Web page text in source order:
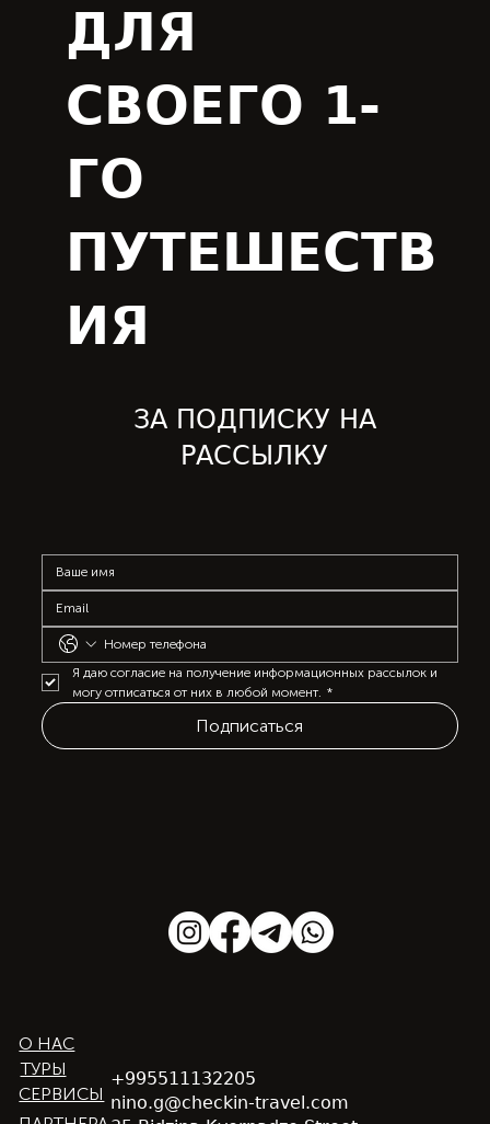
ДЛЯ
СВОЕГО 1-
ГО
ПУТЕШЕСТВ
ИЯ
ЗА ПОДПИСКУ НА
РАССЫЛКУ
Я даю согласие на получение информационных рассылок и
могу отписаться от них в любой момент. *
Подписаться
О НАС
ТУРЫ
СЕРВИСЫ
+995511132205
nino.g@checkin-travel.com